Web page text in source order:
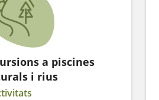
a piscines
i rius